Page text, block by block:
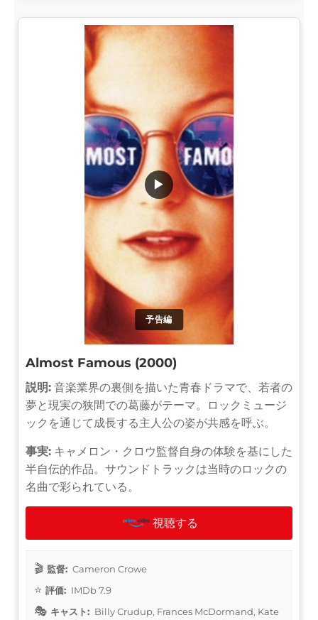
予告編
▶
Almost Famous (2000)
説明: 音楽業界の裏側を描いた青春ドラマで、若者の
夢と現実の狭間での葛藤がテーマ。ロックミュージ
ックを通じて成長する主人公の姿が共感を呼ぶ。
事実: キャメロン・クロウ監督自身の体験を基にした
半自伝的作品。サウンドトラックは当時のロックの
名曲で彩られている。
視聴する
監督: Cameron Crowe
評価: IMDb 7.9
キャスト: Billy Crudup, Frances McDormand, Kate